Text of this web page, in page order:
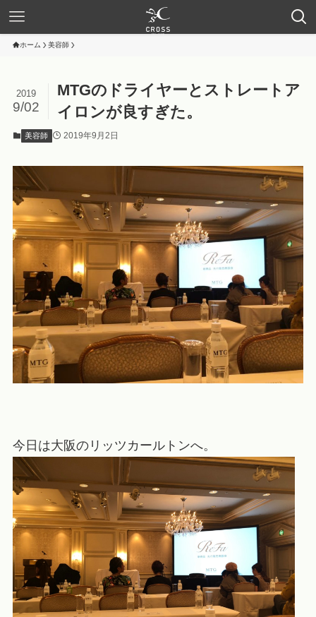
ホーム 美容師
MTGのドライヤーとストレートア
イロンが良すぎた。
2019
9/02
美容師 2019年9月2日
今日は大阪のリッツカールトンへ。